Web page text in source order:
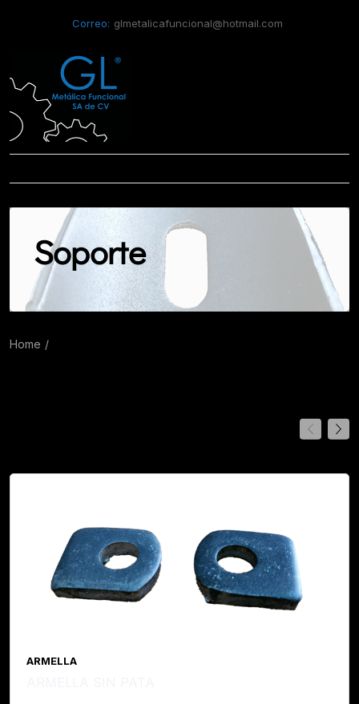
Correo: glmetalicafuncional@hotmail.com
Soporte
Home
ARMELLA